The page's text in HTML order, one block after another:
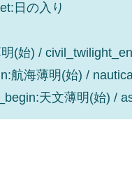
日の入り
(始) /
航海薄明(始) /
天文薄明(始) /